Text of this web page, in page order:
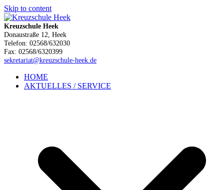
Skip to content
Kreuzschule Heek
Donaustraße 12, Heek
Telefon: 02568/632030
Fax: 02568/6320399
sekretariat@kreuzschule-heek.de
HOME
AKTUELLES / SERVICE